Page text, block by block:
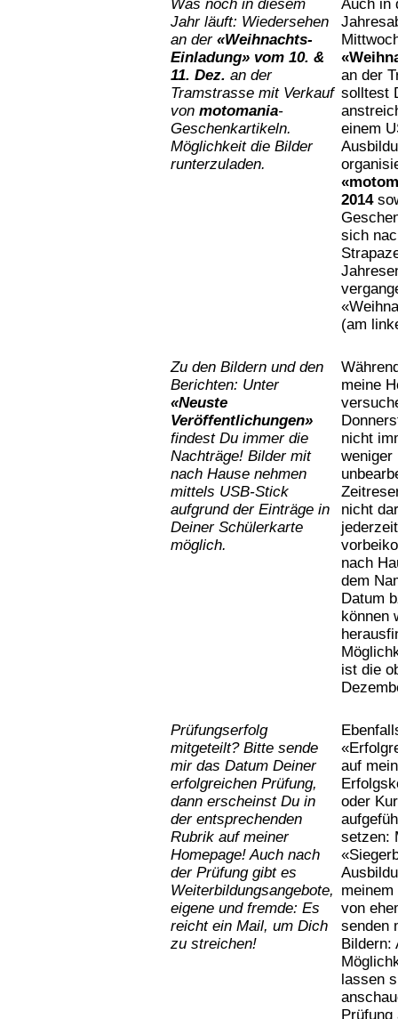
Was noch in diesem
Jahr läuft: Wiedersehen
an der «Weihnachts-
Einladung» vom 10. &
11. Dez. an der
Tramstrasse mit Verkauf
von motomania-
Geschenkartikeln.
Möglichkeit die Bilder
runterzuladen.
Auch in
an der
solltest
einem
2014
sich
(am
Zu den Bildern und den
Berichten: Unter
«Neuste
Veröffentlichungen»
findest Du immer die
Nachträge! Bilder mit
nach Hause nehmen
mittels USB-Stick
aufgrund der Einträge in
Deiner Schülerkarte
möglich.
meine
nicht
weniger
nicht
nach
dem
Datum
können
ist die
Prüfungserfolg
mitgeteilt? Bitte sende
mir das Datum Deiner
erfolgreichen Prüfung,
dann erscheinst Du in
der entsprechenden
Rubrik auf meiner
Homepage! Auch nach
der Prüfung gibt es
Weiterbildungsangebote,
eigene und fremde: Es
reicht ein Mail, um Dich
zu streichen!
auf
oder
setzen:
von
senden
Bildern:
lassen
Prüfung